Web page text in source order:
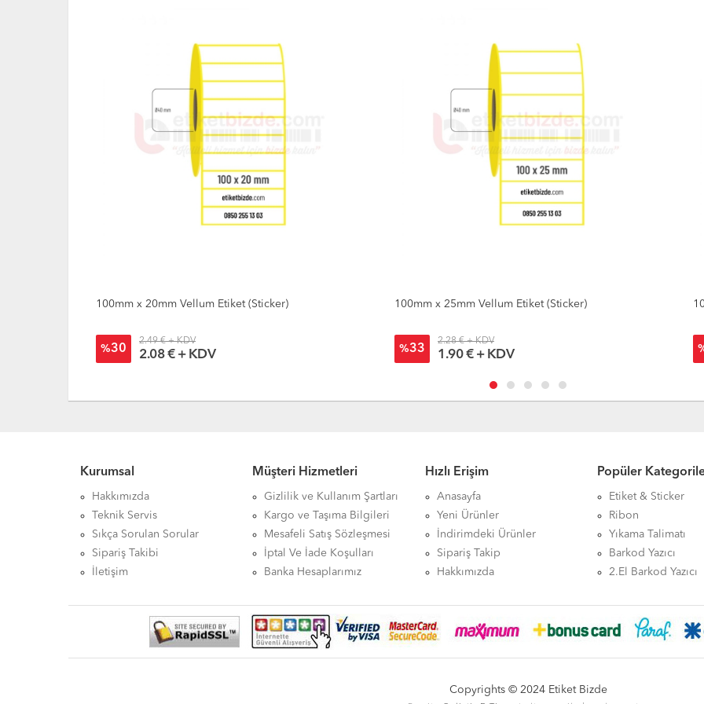
100mm x 25mm Vellum Etiket (Sticker)
%33
2.28 € + KDV
1.90 € + KDV
100mm x 30mm Vellum Etiket (Sticker)
%26
1.79 € + KDV
1.49 € + KDV
Kurumsal
Hakkımızda
Teknik Servis
Sıkça Sorulan Sorular
Sipariş Takibi
İletişim
Müşteri Hizmetleri
Gizlilik ve Kullanım Şartları
Kargo ve Taşıma Bilgileri
Mesafeli Satış Sözleşmesi
İptal Ve İade Koşulları
Banka Hesaplarımız
Hızlı Erişim
Anasayfa
Yeni Ürünler
İndirimdeki Ürünler
Sipariş Takip
Hakkımızda
Popüler
Etiket & Sticker
Ribon
Yıkama Talimatı
Barkod Yazıcı
2.El Barkod Yazıcı
Copyrights © 2024 Etiket Bizde